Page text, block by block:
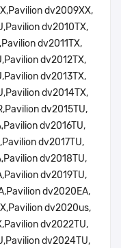
dv2009XX,
dv2010TX,
dv2011TX,
dv2012TX,
dv2013TX,
dv2014TX,
dv2015TU,
dv2016TU,
dv2017TU,
dv2018TU,
dv2019TU,
dv2020EA,
dv2020us,
dv2022TU,
dv2024TU,